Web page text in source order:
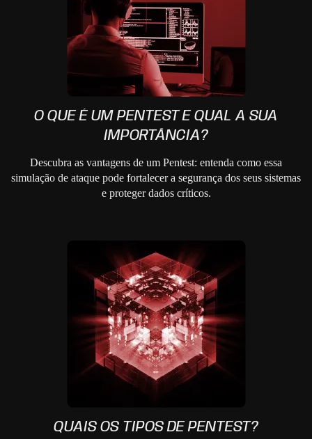
O QUE É UM PENTEST E QUAL A SUA
IMPORTÂNCIA?
Descubra as vantagens de um Pentest: entenda como essa
simulação de ataque pode fortalecer a segurança dos seus sistemas
e proteger dados críticos.
QUAIS OS TIPOS DE PENTEST?